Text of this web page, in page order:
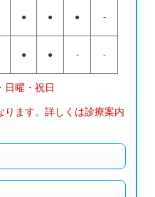
● ● ● -
● ● - -
日曜・祝日
ます。詳しくは診療案内